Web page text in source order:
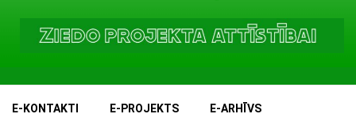
E-KONTAKTI E-PROJEKTS E-ARHĪVS